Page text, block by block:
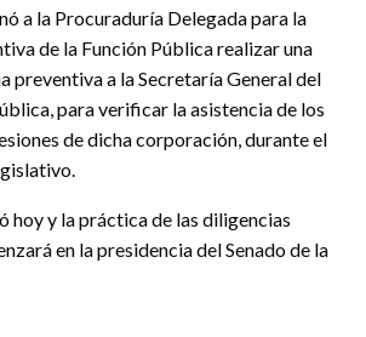
a la Procuraduría Delegada para la
de la Función Pública realizar una
preventiva a la Secretaría General del
para verificar la asistencia de los
de dicha corporación, durante el
hoy y la práctica de las diligencias
en la presidencia del Senado de la